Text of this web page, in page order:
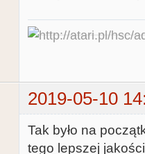
2019-05-10
Tak było na
tego lepszej